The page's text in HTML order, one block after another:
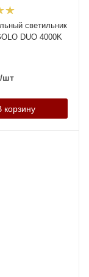
светильник
DUО 4000K
/шт
корзину